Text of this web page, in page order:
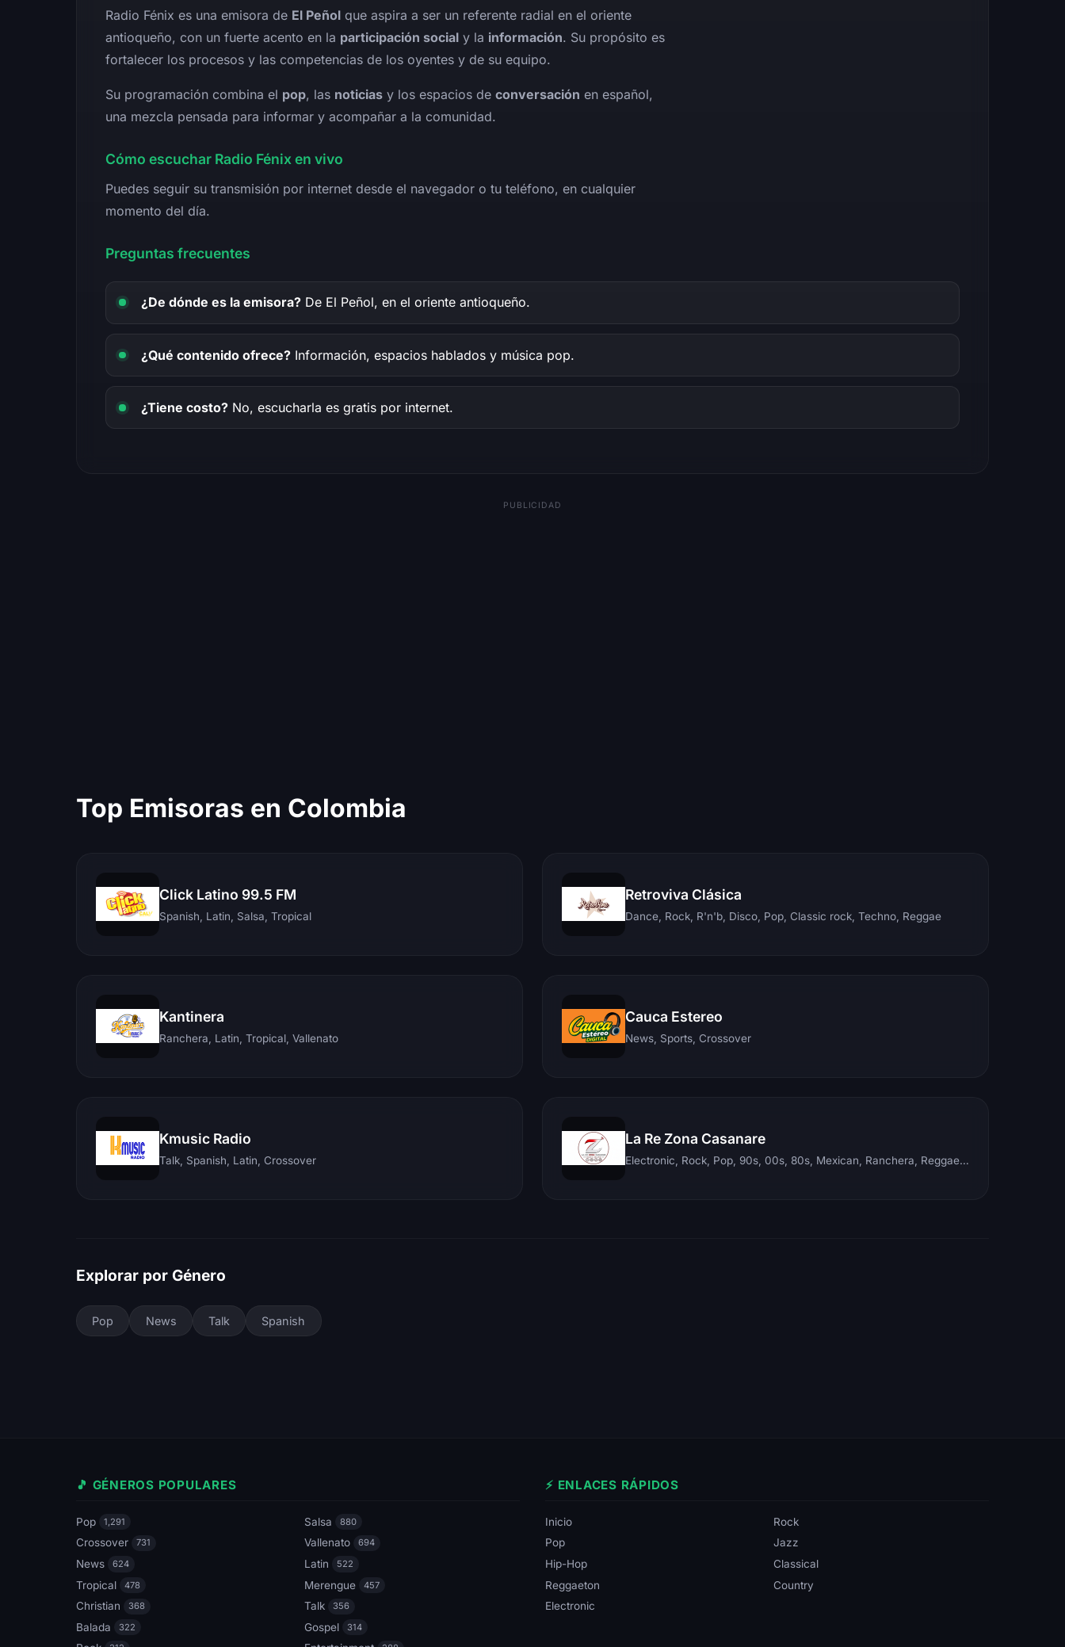
Radio Fénix es una emisora de El Peñol que aspira a ser un referente radial en el oriente
antioqueño, con un fuerte acento en la participación social y la información. Su propósito es
fortalecer los procesos y las competencias de los oyentes y de su equipo.
Su programación combina el pop, las noticias y los espacios de conversación en español,
una mezcla pensada para informar y acompañar a la comunidad.
Cómo escuchar Radio Fénix en vivo
Puedes seguir su transmisión por internet desde el navegador o tu teléfono, en cualquier
momento del día.
Preguntas frecuentes
¿De dónde es la emisora? De El Peñol, en el oriente antioqueño.
¿Qué contenido ofrece? Información, espacios hablados y música pop.
¿Tiene costo? No, escucharla es gratis por internet.
PUBLICIDAD
Top Emisoras en Colombia
Click Latino 99.5 FM
Spanish, Latin, Salsa, Tropical
Retroviva Clásica
Dance, Rock, R'n'b, Disco, Pop, Classic rock, Techno, Reggae
Kantinera
Ranchera, Latin, Tropical, Vallenato
Cauca Estereo
News, Sports, Crossover
Kmusic Radio
Talk, Spanish, Latin, Crossover
La Re Zona Casanare
Electronic, Rock, Pop, 90s, 00s, 80s, Mexican, Ranchera, Reggaeton, Instrumental, Salsa, Merengue, Tropical, Romantic, Vallenato, Llanera
Explorar por Género
Pop News Talk Spanish
🎵 GÉNEROS POPULARES
Pop 1,291 Salsa 880
Crossover 731 Vallenato 694
News 624 Latin 522
Tropical 478 Merengue 457
Christian 368 Talk 356
Balada 322 Gospel 314
⚡ ENLACES RÁPIDOS
Inicio
Rock
Pop
Jazz
Hip-Hop
Classical
Reggaeton
Country
Electronic